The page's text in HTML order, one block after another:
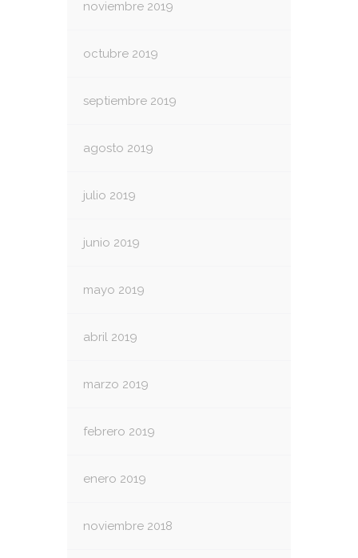
noviembre 2019
octubre 2019
septiembre 2019
agosto 2019
julio 2019
junio 2019
mayo 2019
abril 2019
marzo 2019
febrero 2019
enero 2019
noviembre 2018